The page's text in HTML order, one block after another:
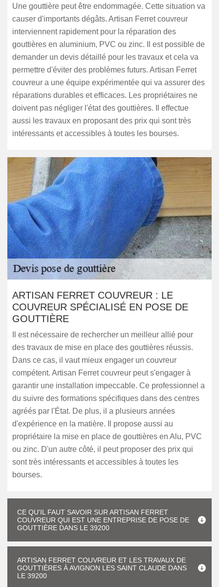
Une gouttière peut être endommagée. Cette situation va
causer d'importants dégâts. Artisan Ferret couvreur
interviennent rapidement pour la réparation des
gouttières en aluminium, PVC ou zinc. Il est possible de
demander un devis détaillé pour les travaux et cela va
permettre d'éviter des problèmes futurs. Artisan Ferret
couvreur a une équipe expérimentée qui va assurer des
réparations durables et efficaces. Les propriétaires ne
doivent pas négliger l'état des gouttières. Il effectue
aussi les travaux en proposant des prix qui sont très
intéressants et accessibles à toutes les bourses.
ARTISAN FERRET COUVREUR : LE
COUVREUR SPÉCIALISÉ EN POSE DE
GOUTTIÈRE
Il est nécessaire de rechercher un meilleur allié pour
des travaux de mise en place des gouttières réussis.
Dans ce cas, il vaut mieux engager un couvreur
compétent. Artisan Ferret couvreur peut s'engager à
garantir une installation impeccable. Ce professionnel a
du suivre des formations spécifiques dans des centres
agréés par l'État. De plus, il a plusieurs années
d'expérience en la matière. Il propose aussi au
propriétaire la mise en place de gouttières en Alu, PVC
ou zinc. D'un autre côté, il peut proposer des prix qui
sont très intéressants et accessibles à toutes les
bourses.
CE QU'IL FAUT SAVOIR SUR ARTISAN FERRET
COUVREUR QUI EST UNE ENTREPRISE DE POSE DE
GOUTTIÈRE DANS LE 39200
ARTISAN FERRET COUVREUR ET LES TRAVAUX DE
GOUTTIÈRES À AVIGNON LES SAINT CLAUDE DANS
LE 39200